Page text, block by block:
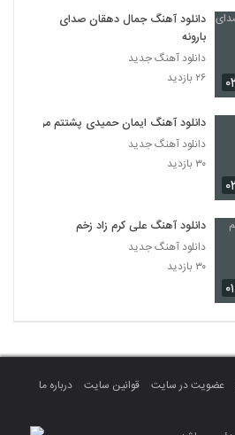
دانلود آهنگ جمال دهقان صدای
بارونه
دانلود آهنگ جدید
۲۶ بازدید
دانلود آهنگ ایمان حمیدی پشتتم من
دانلود آهنگ جدید
۳۰ بازدید
دانلود آهنگ علی کرم زاد زخم
دانلود آهنگ جدید
۳۰ بازدید
عضویت در سایت قوانین سایت
درباره ما